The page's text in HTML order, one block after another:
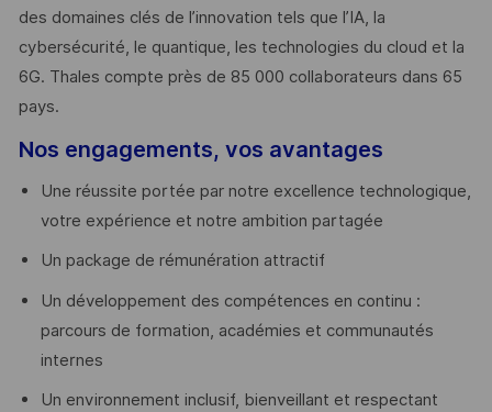
des domaines clés de l’innovation tels que l’IA, la
cybersécurité, le quantique, les technologies du cloud et la
6G. Thales compte près de 85 000 collaborateurs dans 65
pays. ​
Nos engagements, vos avantages
Une réussite portée par notre excellence technologique,
votre expérience et notre ambition partagée
Un package de rémunération attractif
Un développement des compétences en continu :
parcours de formation, académies et communautés
internes
Un environnement inclusif, bienveillant et respectant